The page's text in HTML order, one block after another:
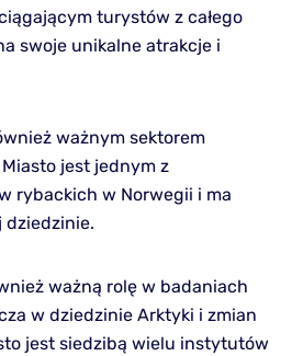
turystów z całego
swoje unikalne atrakcje i
ważnym sektorem
jest jednym z
rybackich w Norwegii i ma
dziedzinie.
ważną rolę w badaniach
w dziedzinie Arktyki i zmian
jest siedzibą wielu instytutów